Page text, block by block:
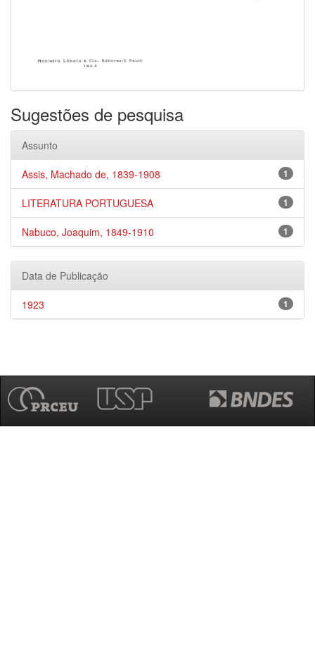
Sugestões de pesquisa
Assunto
1
Assis, Machado de, 1839-1908
1
LITERATURA PORTUGUESA
1
Nabuco, Joaquim, 1849-1910
Data de Publicação
1
1923